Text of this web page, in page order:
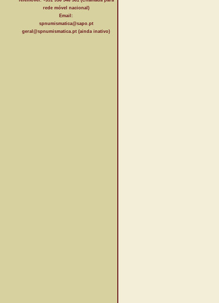
rede móvel nacional)
Email:
spnumismatica@sapo.pt
geral@spnumismatica.pt (ainda inativo)